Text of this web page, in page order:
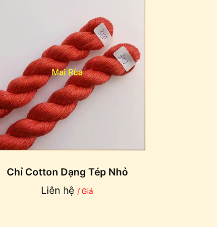
Chỉ Cotton Dạng Tép Nhỏ
Liên hệ / Giá